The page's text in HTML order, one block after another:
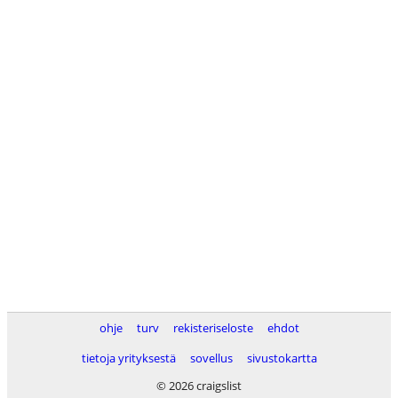
ohje turv rekisteriseloste
ehdot
tietoja yrityksestä
sovellus
sivustokartta
© 2026 craigslist